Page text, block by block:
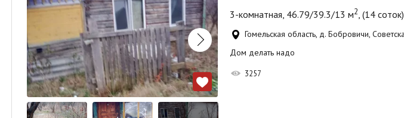
3-комнатная, 46.79/39.3/13 м2, (14
Гомельская область, д. Бобровичи,
Дом делать надо
3257